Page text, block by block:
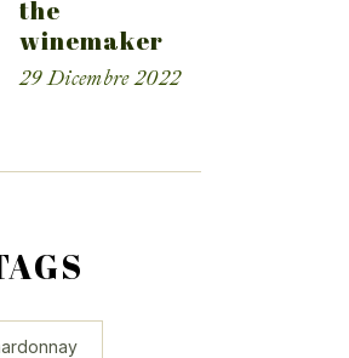
the
winemaker
29 Dicembre 2022